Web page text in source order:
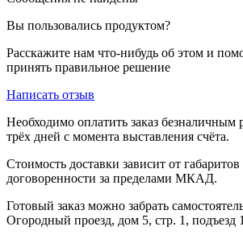
Вы пользовались продуктом?
Расскажите нам что-нибудь об этом и
принять правильное решение
Написать отзыв
Необходимо оплатить заказ безналичным
трёх дней с момента выставления счёта.
Стоимость доставки зависит от
договоренности за пределами МКАД.
Готовый заказ можно забрать
Огородный проезд, дом 5, стр. 1, подъезд